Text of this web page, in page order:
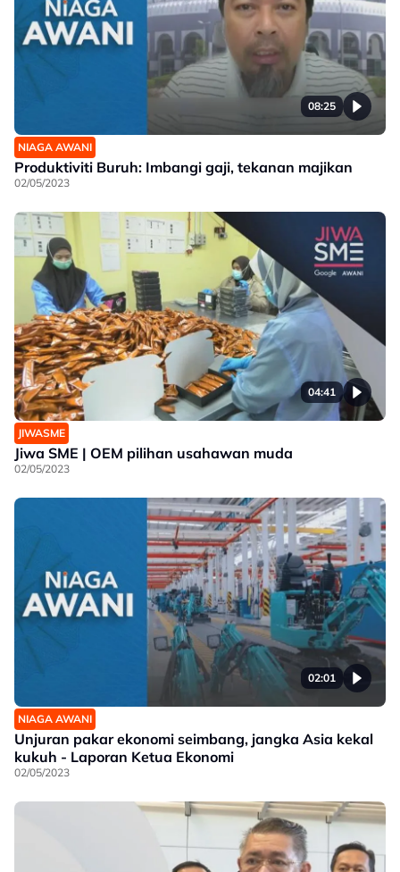
08:25
NIAGA AWANI
Produktiviti Buruh: Imbangi gaji, tekanan majikan
02/05/2023
04:41
JIWASME
Jiwa SME | OEM pilihan usahawan muda
02/05/2023
02:01
NIAGA AWANI
Unjuran pakar ekonomi seimbang, jangka Asia kekal
kukuh - Laporan Ketua Ekonomi
02/05/2023